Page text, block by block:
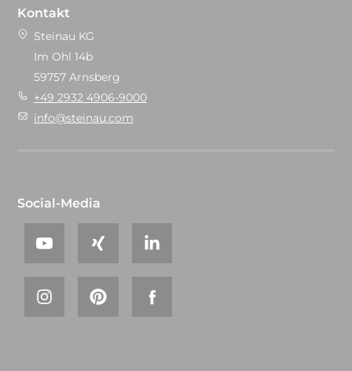
Kontakt
Steinau KG
Im Ohl 14b
59757 Arnsberg
+49 2932 4906-9000
info@steinau.com
Social-Media